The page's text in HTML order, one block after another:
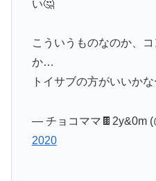
い🤔
こういうものなのか、
か…
トイサブの方がいいか
— チョコママ🍫2y&0m
2020